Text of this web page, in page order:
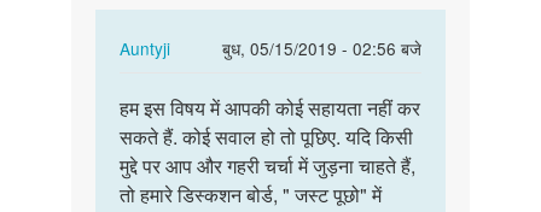
Auntyji
बुध, 05/15/2019 - 02:56 बजे
In
to
सेक्स
लड़की
चाहिए
हम
इस
विषय
में
हम इस विषय में आपकी कोई सहायता नहीं कर
सकते हैं. कोई सवाल हो तो पूछिए. यदि किसी
मुद्दे पर आप और गहरी चर्चा में जुड़ना चाहते हैं,
तो हमारे डिस्कशन बोर्ड, " जस्ट पूछो" में